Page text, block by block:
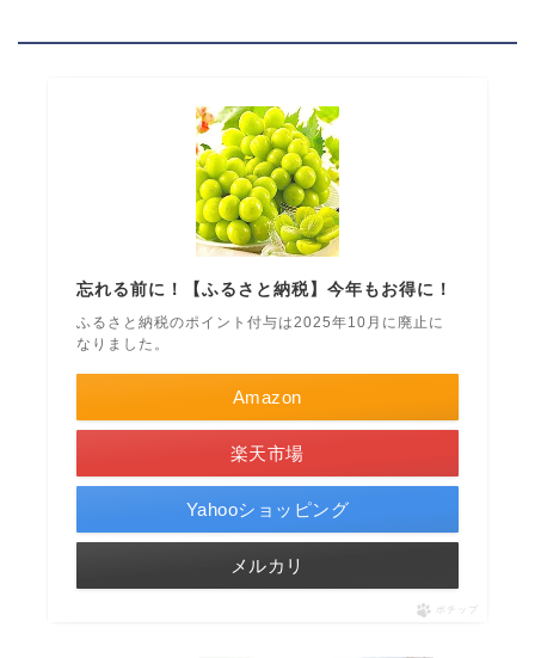
忘れる前に！【ふるさと納税】今年もお得に！
ふるさと納税のポイント付与は2025年10月に廃止に
なりました。
Amazon
楽天市場
Yahooショッピング
メルカリ
ポチップ